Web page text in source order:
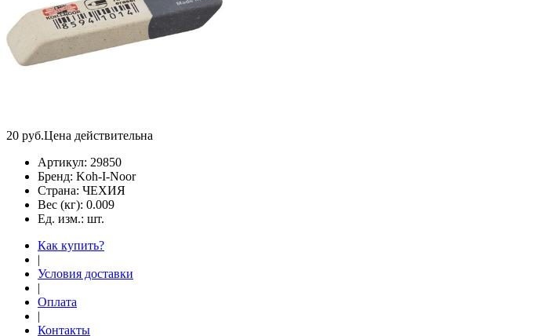
20 руб.Цена действительна
Артикул: 29850
Бренд: Koh-I-Noor
Страна: ЧЕХИЯ
Вес (кг): 0.009
Ед. изм.: шт.
Как купить?
|
Условия доставки
|
Оплата
|
Контакты